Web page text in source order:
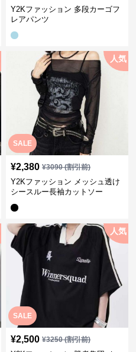
Y2Kファッション 多段カーゴフ
レアパンツ
SALE
人気
¥2,380 ¥3090(割引前)
Y2Kファッション メッシュ透け
シースルー長袖カットソー
SALE
人気
¥2,500 ¥3250(割引前)